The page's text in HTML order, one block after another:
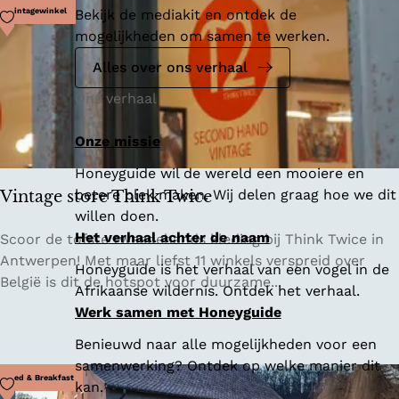
Bekijk de mediakit en ontdek de
mogelijkheden om samen te werken.
Alles over ons verhaal
Ons verhaal
Onze missie
Honeyguide wil de wereld een mooiere en
betere plek maken. Wij delen graag hoe we dit
willen doen.
Het verhaal achter de naam
Honeyguide is het verhaal van een vogel in de
Afrikaanse wildernis. Ontdek het verhaal.
Werk samen met Honeyguide
Benieuwd naar alle mogelijkheden voor een
samenwerking? Ontdek op welke manier dit
kan.
v
e
r
r
g
p
r
e
l
Vintage store Think Twice
V
i
n
e
s
Vintagewinkel
Voeg toe als favoriet
Scoor de tofste tweedehands kleding bij Think Twice in
Antwerpen! Met maar liefst 11 winkels verspreid over
België is dit de hotspot voor duurzame...
Bed & Breakfast
Voeg toe als favoriet